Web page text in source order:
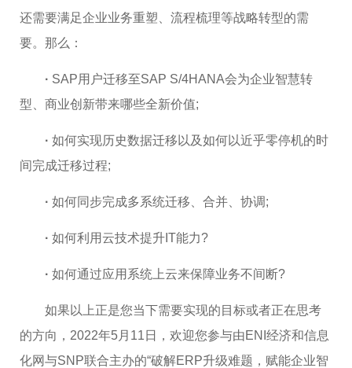
还需要满足企业业务重塑、流程梳理等战略转型的需
要。那么：
· SAP用户迁移至SAP S/4HANA会为企业智慧转
型、商业创新带来哪些全新价值;
· 如何实现历史数据迁移以及如何以近乎零停机的时
间完成迁移过程;
· 如何同步完成多系统迁移、合并、协调;
· 如何利用云技术提升IT能力?
· 如何通过应用系统上云来保障业务不间断?
如果以上正是您当下需要实现的目标或者正在思考
的方向，2022年5月11日，欢迎您参与由ENI经济和信息
化网与SNP联合主办的“破解ERP升级难题，赋能企业智